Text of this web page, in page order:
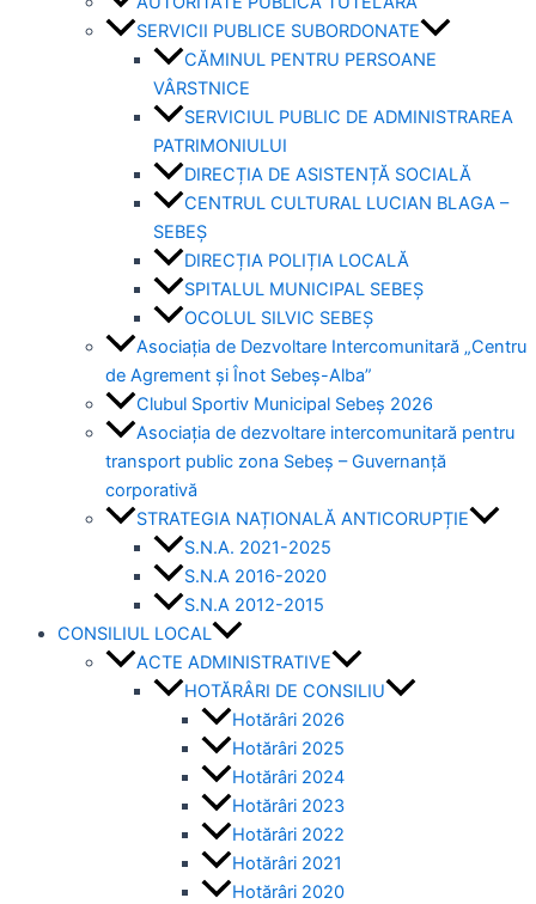
SERVICII PUBLICE SUBORDONATE
CĂMINUL PENTRU PERSOANE
VÂRSTNICE
SERVICIUL PUBLIC DE ADMINISTRAREA
PATRIMONIULUI
DIRECȚIA DE ASISTENȚĂ SOCIALĂ
CENTRUL CULTURAL LUCIAN BLAGA –
SEBEȘ
DIRECȚIA POLIȚIA LOCALĂ
SPITALUL MUNICIPAL SEBEȘ
OCOLUL SILVIC SEBEȘ
Asociația de Dezvoltare Intercomunitară „Centru
de Agrement și Înot Sebeș-Alba”
Clubul Sportiv Municipal Sebeș 2026
Asociația de dezvoltare intercomunitară pentru
transport public zona Sebeș – Guvernanță
corporativă
STRATEGIA NAȚIONALĂ ANTICORUPȚIE
S.N.A. 2021-2025
S.N.A 2016-2020
S.N.A 2012-2015
CONSILIUL LOCAL
ACTE ADMINISTRATIVE
HOTĂRÂRI DE CONSILIU
Hotărâri 2026
Hotărâri 2025
Hotărâri 2024
Hotărâri 2023
Hotărâri 2022
Hotărâri 2021
Hotărâri 2020